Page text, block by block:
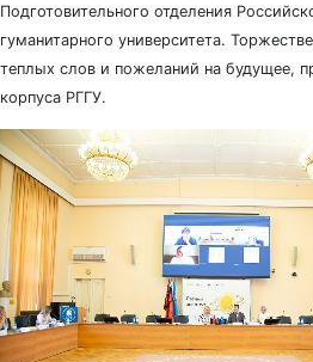
Подготовительного отделения
гуманитарного университета.
теплых слов и пожеланий на будущее,
корпуса РГГУ.